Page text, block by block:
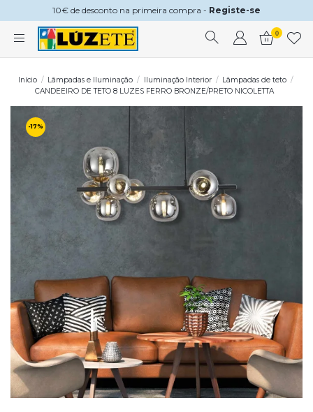
10€ de desconto na primeira compra - Registe-se
0
Início Lâmpadas e Iluminação Iluminação Interior
Lâmpadas de teto
CANDEEIRO DE TETO 8 LUZES FERRO BRONZE/PRETO NICOLETTA
-17%